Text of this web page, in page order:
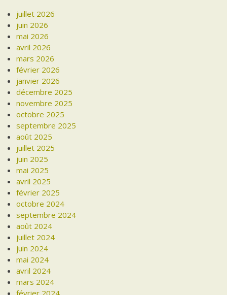
juillet 2026
juin 2026
mai 2026
avril 2026
mars 2026
février 2026
janvier 2026
décembre 2025
novembre 2025
octobre 2025
septembre 2025
août 2025
juillet 2025
juin 2025
mai 2025
avril 2025
février 2025
octobre 2024
septembre 2024
août 2024
juillet 2024
juin 2024
mai 2024
avril 2024
mars 2024